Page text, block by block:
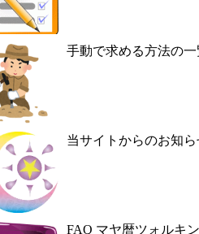
手動で求める方法の一
当サイトからのお知
FAQ マヤ暦ツォルキ